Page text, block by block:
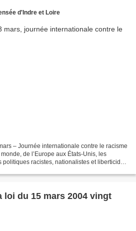
d'Indre et Loire
– Journée internationale contre le racisme
de l’Europe aux États-Unis, les
politiques racistes, nationalistes et liberticides
loi du 15 mars 2004 vingt